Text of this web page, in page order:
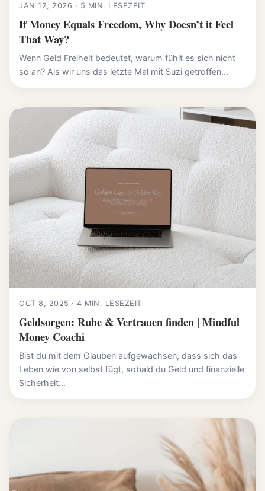
JAN 12, 2026 · 5 MIN. LESEZEIT
If Money Equals Freedom, Why Doesn’t it Feel
That Way?
Wenn Geld Freiheit bedeutet, warum fühlt es sich nicht
so an? Als wir uns das letzte Mal mit Suzi getroffen...
OCT 8, 2025 · 4 MIN. LESEZEIT
Geldsorgen: Ruhe & Vertrauen finden | Mindful
Money Coachi
Bist du mit dem Glauben aufgewachsen, dass sich das
Leben wie von selbst fügt, sobald du Geld und finanzielle
Sicherheit...